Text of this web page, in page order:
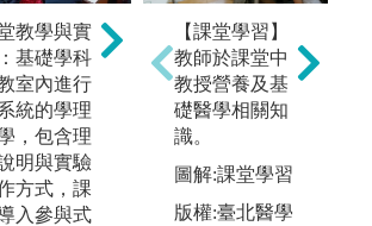
教學與實
基礎學科
室內進行
統的學理
，包含理
明與實驗
方式，課
入參與式
生應用學校所
學專業參與本
系所舉辦的化
粧品調製、調
香與商品設計
等化粧品相關
競賽。
【課堂學習】
教師於課堂中
教授營養及基
礎醫學相關知
識。
圖解:課堂學習
版權:臺北醫學